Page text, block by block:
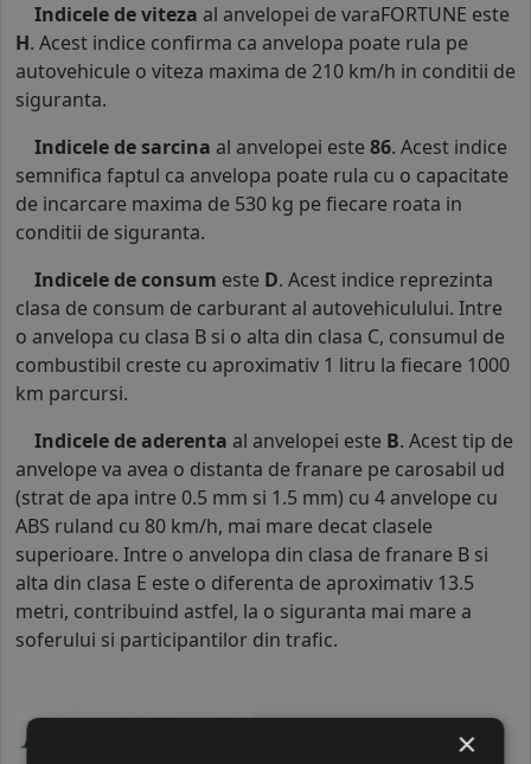
Indicele de viteza al anvelopei de varaFORTUNE este
H. Acest indice confirma ca anvelopa poate rula pe
autovehicule o viteza maxima de 210 km/h in conditii de
siguranta.
Indicele de sarcina al anvelopei este 86. Acest indice
semnifica faptul ca anvelopa poate rula cu o capacitate
de incarcare maxima de 530 kg pe fiecare roata in
conditii de siguranta.
Indicele de consum este D. Acest indice reprezinta
clasa de consum de carburant al autovehiculului. Intre
o anvelopa cu clasa B si o alta din clasa C, consumul de
combustibil creste cu aproximativ 1 litru la fiecare 1000
km parcursi.
Indicele de aderenta al anvelopei este B. Acest tip de
anvelope va avea o distanta de franare pe carosabil ud
(strat de apa intre 0.5 mm si 1.5 mm) cu 4 anvelope cu
ABS ruland cu 80 km/h, mai mare decat clasele
superioare. Intre o anvelopa din clasa de franare B si
alta din clasa E este o diferenta de aproximativ 13.5
metri, contribuind astfel, la o siguranta mai mare a
soferului si participantilor din trafic.
×